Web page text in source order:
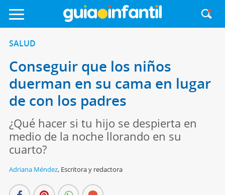
SALUD
Conseguir que los niños
duerman en su cama en lugar
de con los padres
¿Qué hacer si tu hijo se despierta en
medio de la noche llorando en su
cuarto?
Adriana Méndez, Escritora y redactora